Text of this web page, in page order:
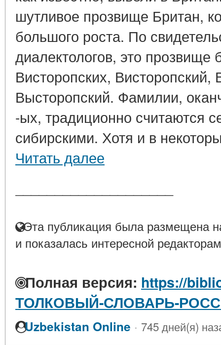
шутливое прозвище Британ,
большого роста. По
диалектологов, это
Висторопских, Висторопский,
Высторопский. Фамилии,
-ых, традиционно считаются
сибирскими. Хотя и в
Читать далее
Эта публикация была размещена
и показалась интересной
Полная версия: https://
ТОЛКОВЫЙ-СЛОВАРЬ-
Uzbekistan Online · 745 дней(я)